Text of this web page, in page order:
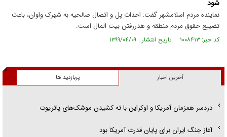
شود
نماینده مردم اسلامشهر گفت: احداث پل و اتصال صالحیه به شهرک واوان، باعث
تضییع حقوق مردم منطقه و هدررفتن بیت المال است.
کد خبر: ۱۰۰۸۴۱۳ تاریخ انتشار : ۱۳۹۹/۰۴/۰۹
آخرین اخبار پربازدید ها
دردسر همزمان آمریکا و اوکراین با ته کشیدن موشک‌های پاتریوت
آغاز جنگ ایران برای پایان قدرت آمریکا بود